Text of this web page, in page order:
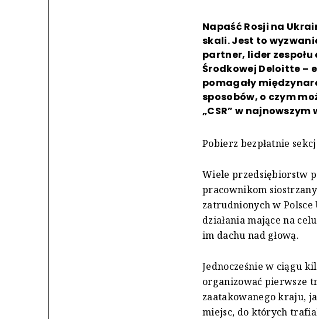
Napaść Rosji na
skali. Jest to
partner, lider zespołu
Środkowej Deloitte –
pomagały
sposobów, o czym
„CSR” w
Pobierz bezpłatnie
Wiele przedsiębiorstw
pracownikom
zatrudnionych w
działania mające na
im dachu nad głową.
Jednocześnie w ciągu
organizować pierwsze
zaatakowanego kraju,
miejsc, do których